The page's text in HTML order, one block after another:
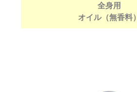
全身用
オイル（無香料）